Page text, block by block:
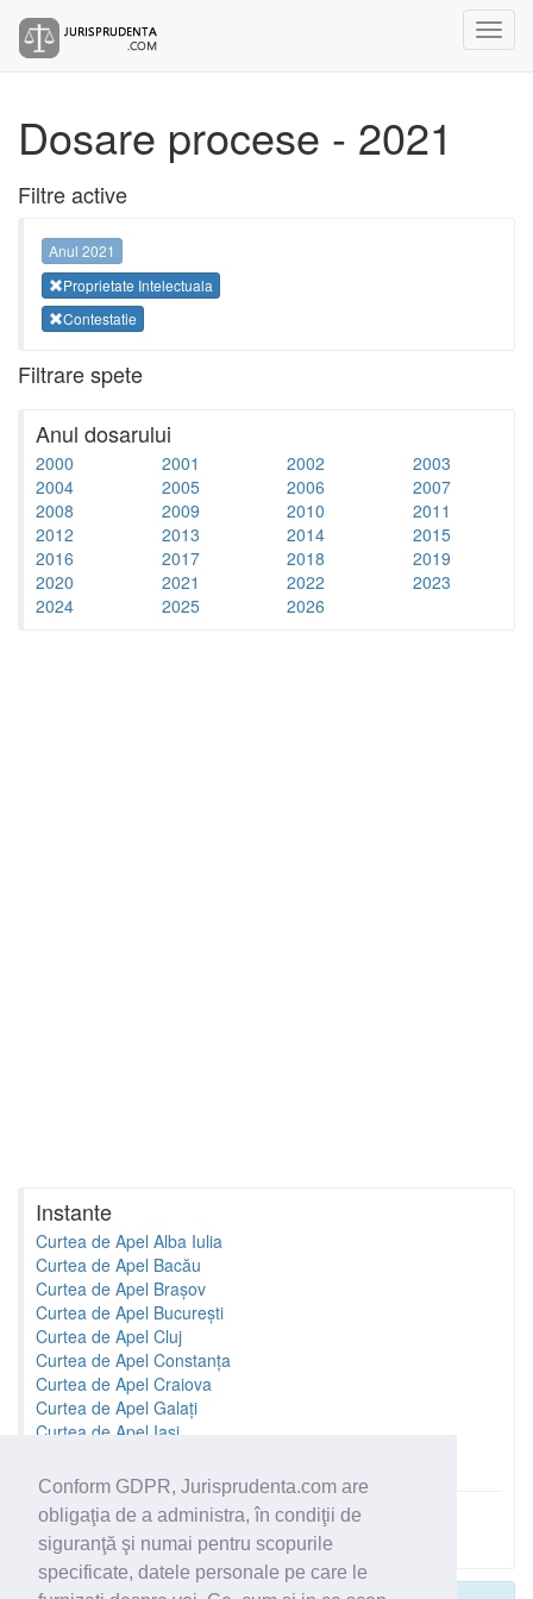
Conform GDPR, Jurisprudenta.com are
obligaţia de a administra, în condiţii de
siguranţă şi numai pentru scopurile
specificate, datele personale pe care le
Dosare procese - 2021
Filtre active
Anul 2021
Proprietate Intelectuala
Contestatie
Filtrare spete
Anul dosarului
2000 2001 2002
2003
2004
2005 2006
2007
2008
2009 2010
2011
2012
2013 2014
2015
2016
2017 2018
2019
2020
2021 2022
2023
2024
2025 2026
Instante
Curtea de Apel Alba Iulia
Curtea de Apel Bacău
Curtea de Apel Brașov
Curtea de Apel București
Curtea de Apel Cluj
Curtea de Apel Constanța
Curtea de Apel Craiova
Curtea de Apel Galați
Curtea de Apel Iași
Toate instantele